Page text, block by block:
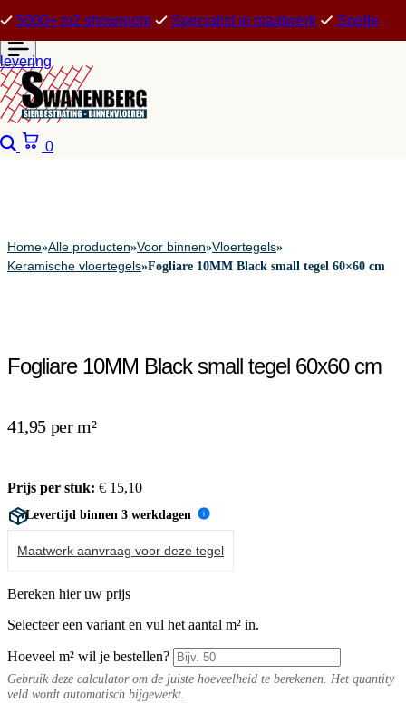
5000+ m2 showroom Specialist in maatwerk Snelle
levering
Zoeken
0
Home»Alle producten»Voor binnen»Vloertegels»
Keramische vloertegels»Fogliare 10MM Black small tegel 60×60 cm
Fogliare 10MM Black small tegel 60x60 cm
41,95 per m²
Prijs per stuk: € 15,10
Levertijd binnen 3 werkdagen i
Maatwerk aanvraag voor deze tegel
Bereken hier uw prijs
Selecteer een variant en vul het aantal m² in.
Hoeveel m² wil je bestellen?
Gebruik deze calculator om de juiste hoeveelheid te berekenen. Het quantity
veld wordt automatisch bijgewerkt.